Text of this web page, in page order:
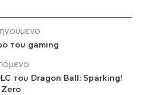
του gaming
του Dragon Ball: Sparking!
Zero